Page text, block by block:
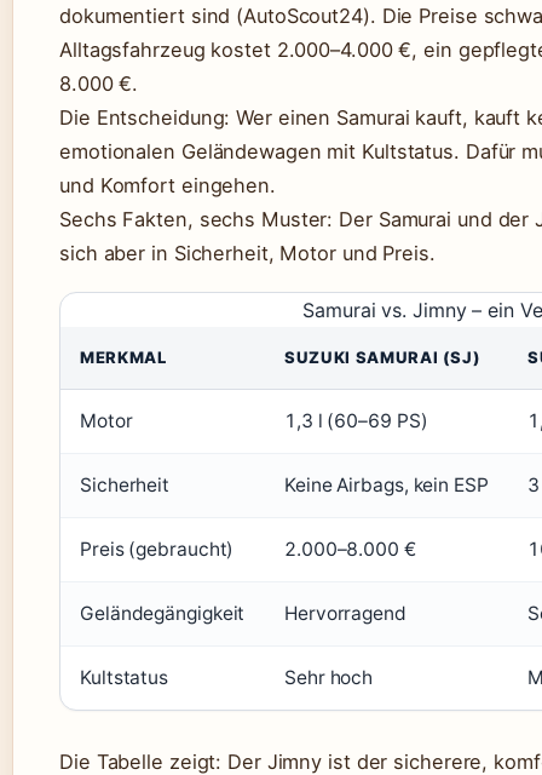
dokumentiert sind (AutoScout24). Die Preise
Alltagsfahrzeug kostet 2.000–4.000 €, ein
8.000 €.
Die Entscheidung: Wer einen Samurai kauft, kauft
emotionalen Geländewagen mit Kultstatus. Dafür
und Komfort eingehen.
Sechs Fakten, sechs Muster: Der Samurai und
sich aber in Sicherheit, Motor und Preis.
Samurai vs. Jimny – ein
MERKMAL SUZUKI SAMURAI (SJ)
Motor 1,3 l (60–69 PS)
Sicherheit Keine Airbags, kein ESP
Preis (gebraucht) 2.000–8.000 €
Geländegängigkeit Hervorragend
Kultstatus Sehr hoch
Die Tabelle zeigt: Der Jimny ist der sicherere,